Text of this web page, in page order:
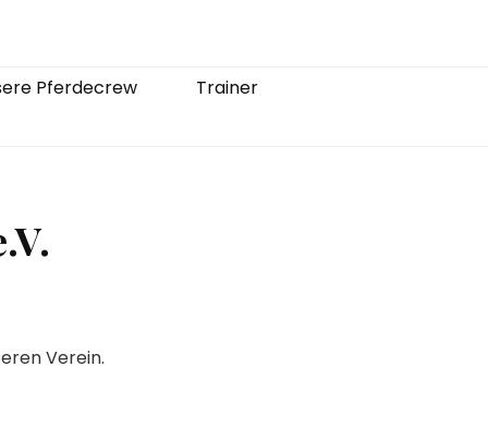
Pferdecrew Trainer
Verein.